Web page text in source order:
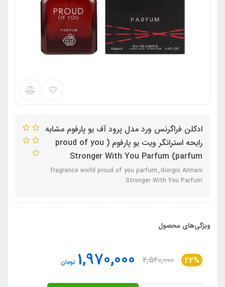
ادکلن فراگرنس ورد مدل پرود آف یو پارفوم مشابه
رایحه استرانگر ویت یو پارفوم ( proud of you
parfum) Stronger With You Parfum
fragrance world proud of you parfum_Giorgio Armani
Stronger With You Parfum
ویژگی‌های محصول
22%
2,520,000
1,970,000 تومان